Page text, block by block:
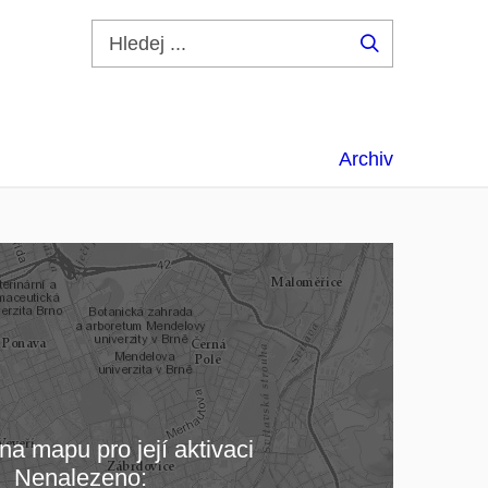
Archiv
mapu pro její aktivaci
Nenalezeno: